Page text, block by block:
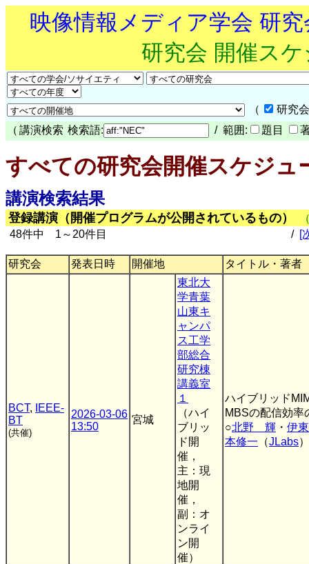
映像情報メディア学会 研
研究会 開催ス
（
研究
（ 講演検索 検索語: / 範囲: 題目
すべての研究会開催スケジュ
講演検索結果
登録講演（開催プログラムが公開されているもの）
48件中 1～20件目
/ [
研究会 発表日時 開催地 タイトル・著者
BCT,
IEEE-
BT
(共催)
2026-03-06
13:50
宮城
東北大
学青葉
山東キ
ャンパ
ス工学
部総合
研究棟
講義室
１
（ハイ
ブリッ
ド開
催，
主：現
地開
催，
副：オ
ンライ
ン開
催）
ハイブリッド
MBSの配信効率
○北野 輝 ・ 伊
本修一 （JLabs）